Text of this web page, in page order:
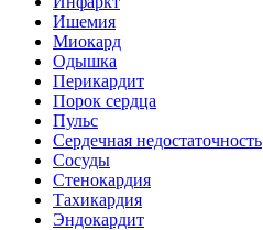
Ишемия
Миокард
Одышка
Перикардит
Порок сердца
Пульс
Сердечная недостаточность
Сосуды
Стенокардия
Тахикардия
Эндокардит